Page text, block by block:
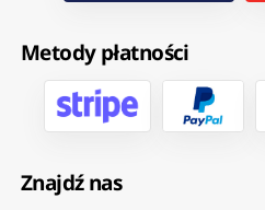
Metody płatności
Znajdź nas